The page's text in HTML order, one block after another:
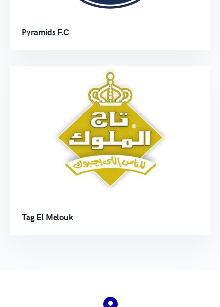
Pyramids F.C
Tag El Melouk